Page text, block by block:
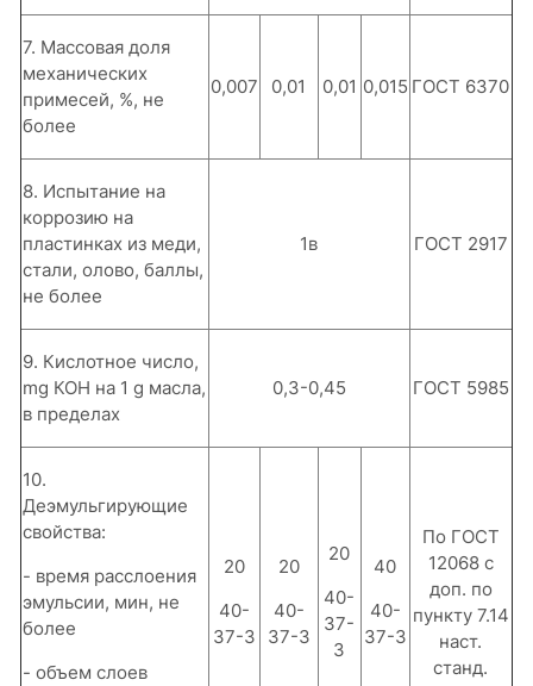
7. Массовая доля
механических
примесей, %, не
более
0,007 0,01 0,01 0,015 ГОСТ 6370
8. Испытание на
коррозию на
пластинках из меди,
стали, олово, баллы,
не более
1в ГОСТ 2917
9. Кислотное число,
mg КОН на 1 g масла,
в пределах
0,3-0,45 ГОСТ 5985
10.
Деэмульгирующие
свойства:
- время расслоения
эмульсии, мин, не
более
- объем слоев
20
40-
37-3
20
40-
37-3
20
40-
37-
3
40
40-
37-3
По ГОСТ
12068 с
доп. по
пункту 7.14
наст.
станд.